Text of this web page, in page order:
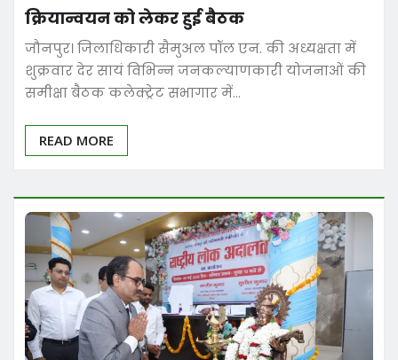
क्रियान्वयन को लेकर हुई बैठक
जौनपुर। जिलाधिकारी सैमुअल पॉल एन. की अध्यक्षता में
शुक्रवार देर सायं विभिन्न जनकल्याणकारी योजनाओं की
समीक्षा बैठक कलेक्ट्रेट सभागार में…
READ MORE